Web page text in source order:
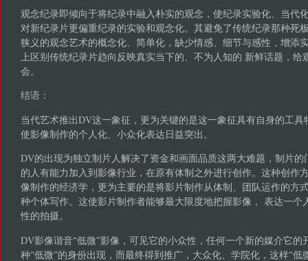
观念纪录即倾向于将纪录中融入朴实的观念，使纪录实验化、当代
对新纪录片更偏重纪录的实验和观念化。其避免了传统纪录那种死
狭义的观念艺术的概念化、简单化，缺少情感、细节与感性，增添
上区别传统纪录片趋向反映真实当下的、不为人知的 新鲜话题，给
会。
结语：
当代艺术推出DV这一象征，更为关键的是这一象征具有自身的工
使影像制作的个人化、小众化表达日益突出。
DV的出现为独立制片人解决了资金和画面品质这两大难题，制片的
的人有能力加入到影像行业，在原有体制之外进行创作。这种创作
像制作的经济学，更为主要的是将影片制作从体制、团队运作的方
种个体写作。这使影片制作者能够最大限度地把握影像， 表达一个
性的拍摄。
DV影像谐音“低微”影像，可见它的小众性，任何一个新的媒介它的
种“低微”的身份出现，而最终得到推广，大众化、学院化，这样“低